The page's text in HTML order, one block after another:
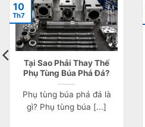
Tại Sao Phải Thay Thế
Phụ Tùng Búa Phá Đá?
Phụ tùng búa phá đá là
gì? Phụ tùng búa [...]
10
Th7